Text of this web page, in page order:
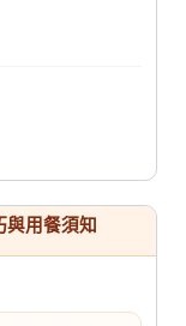
與用餐須知